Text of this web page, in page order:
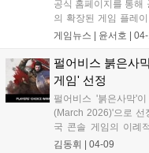
공식 홈페이지를 통
의 확장된 게임 플레
용자의 피드백을 반영
더 경험할 수 있도록
게임뉴스 | 윤서호
펄어비스 붉은사
게임' 선정
펄어비스 '붉은사막'
(March 2026)'으로 선
국 콘솔 게임의 이례
다....
김동휘 04-09